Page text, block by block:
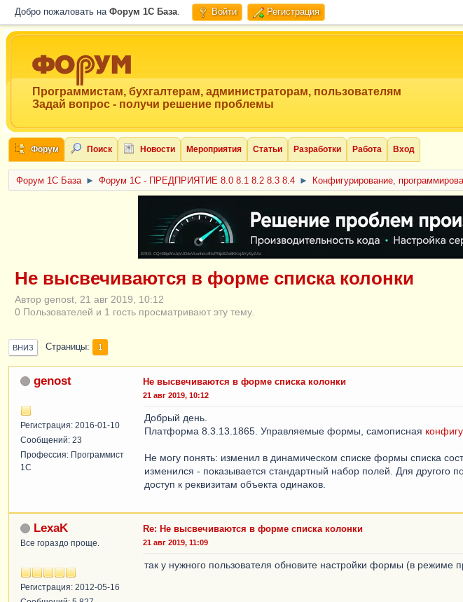
Добро пожаловать на Форум 1C База. Войти Регистрация
Программистам, бухгалтерам, администраторам, пользователям
Задай вопрос - получи решение проблемы
Форум Поиск Новости Мероприятия Статьи Разработки Работа Вход
Форум 1C База ► Форум 1С - ПРЕДПРИЯТИЕ 8.0 8.1 8.2 8.3 8.4 ► Конфигурирование,
ERID: CQH36pWzJqVJD4xVLsnhcU4hVPNjkBZe8KKxjJiYySyZAz
Не высвечиваются в форме списка колонки
Автор genost, 21 авг 2019, 10:12
0 Пользователей и 1 гость просматривают эту тему.
ВНИЗ Страницы 1
genost
Регистрация: 2016-01-10
Сообщений: 23
Профессия: Программист
1С
Не высвечиваются в форме списка колонки
21 авг 2019, 10:12
Добрый день.
Платформа 8.3.13.1865. Управляемые формы, самописная
Не могу понять: изменил в динамическом списке формы списка
изменился - показывается стандартный набор полей. Для другого
доступ к реквизитам объекта одинаков.
LexaK
Все гораздо проще.
Регистрация: 2012-05-16
Re: Не высвечиваются в форме списка колонки
21 авг 2019, 11:09
так у нужного пользователя обновите настройки формы (в режиме